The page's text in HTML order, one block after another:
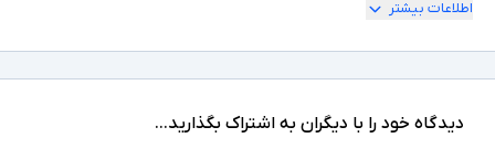
حروف حک شده فارسی دارای استراحتگاه مچ دست
(Wrist Rest)- مقاوم در برابر گرد و غبار - Anti-
1.5 متر - منبع تغذیه پورت USB
اطلاعات بیشتر
دیدگاه خود را با دیگران به اشتراک بگذارید...